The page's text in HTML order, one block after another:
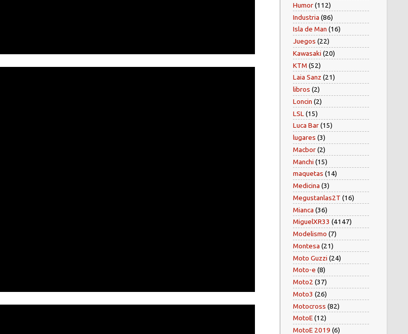
Humor(112)
Industria (86)
Isla de Man (16)
Juegos (22)
Kawasaki (20)
KTM (52)
Laia Sanz (21)
libros (2)
Loncin (2)
LSL (15)
Luca Bar(15)
lugares (3)
Macbor(2)
Manchi (15)
maquetas (14)
Medicina (3)
Megustanlas2T (16)
Mianca (36)
MiguelXR33 (4147)
Modelismo (7)
Montesa (21)
Moto Guzzi (24)
Moto-e (8)
Moto2 (37)
Moto3 (26)
Motocross (82)
MotoE(12)
MotoE 2019 (6)